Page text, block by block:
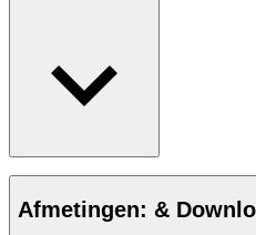
Murano kristal Bora glas,
Denemarken. Niet
Afmetingen: &